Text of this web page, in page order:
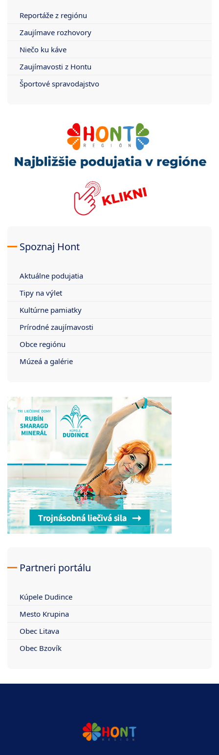
Reportáže z regiónu
Zaujímave rozhovory
Niečo ku káve
Zaujímavosti z Hontu
Športové spravodajstvo
Spoznaj Hont
Aktuálne podujatia
Tipy na výlet
Kultúrne pamiatky
Prírodné zaujímavosti
Obce regiónu
Múzeá a galérie
Partneri portálu
Kúpele Dudince
Mesto Krupina
Obec Litava
Obec Bzovík